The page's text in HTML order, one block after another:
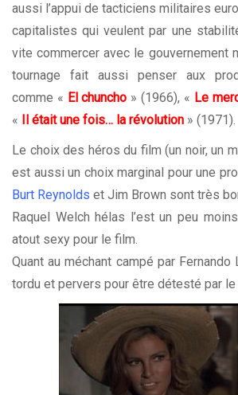
aussi l’appui de tacticiens militaires
capitalistes qui veulent par une
vite commercer avec le gouvernement
tournage fait aussi penser aux
comme « El chuncho » (1966), « Le
«
Il était une fois… la révolution » (1971).
Le choix des héros du film (un noir, un
est aussi un choix marginal pour une
Burt Reynolds et Jim Brown sont très
Raquel Welch hélas l’est un peu
atout sexy pour le film.
Quant au méchant campé par
tordu et pervers pour être détesté par le